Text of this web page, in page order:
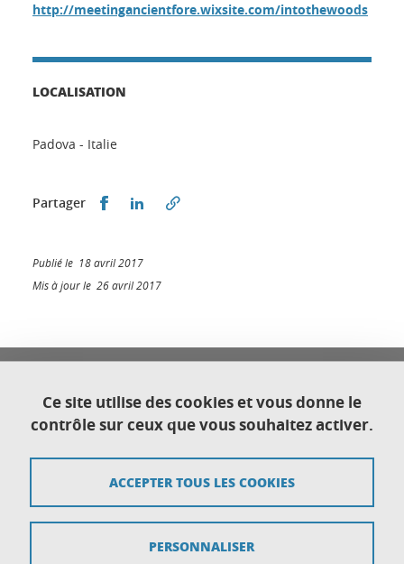
http://meetingancientfore.wixsite.com/intothewoods
LOCALISATION
Padova - Italie
Partager Partager sur Facebook
Partager sur LinkedIn
Publié le 18 avril 2017
Mis à jour le 26 avril 2017
Université Grenoble Alpes
Direction générale déléguée au Développement
international et territorial
38058 Grenoble cedex 9
Plan du site
Ce site utilise des cookies et vous donne le
contrôle sur ceux que vous souhaitez activer.
ACCEPTER TOUS LES COOKIES
PERSONNALISER